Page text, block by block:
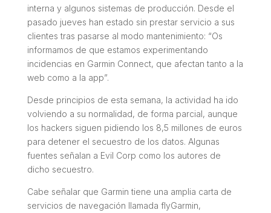
interna y algunos sistemas de producción. Desde el
pasado jueves han estado sin prestar servicio a sus
clientes tras pasarse al modo mantenimiento: “Os
informamos de que estamos experimentando
incidencias en Garmin Connect, que afectan tanto a la
web como a la app”.
Desde principios de esta semana, la actividad ha ido
volviendo a su normalidad, de forma parcial, aunque
los hackers siguen pidiendo los 8,5 millones de euros
para detener el secuestro de los datos. Algunas
fuentes señalan a Evil Corp como los autores de
dicho secuestro.
Cabe señalar que Garmin tiene una amplia carta de
servicios de navegación llamada flyGarmin,